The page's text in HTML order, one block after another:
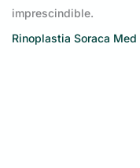
imprescindible.
Rinoplastia Soraca Med